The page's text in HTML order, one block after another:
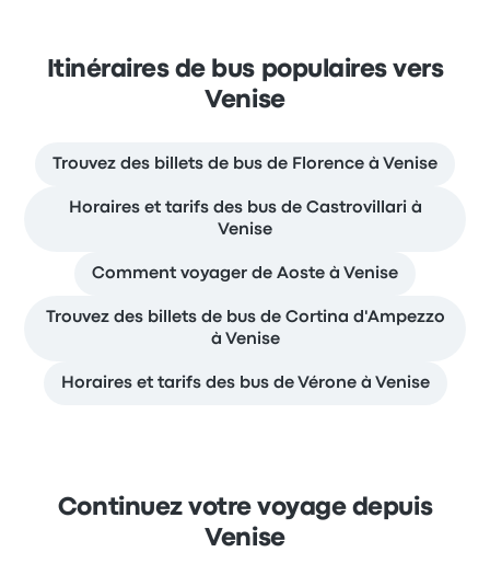
Itinéraires de bus populaires vers
Venise
Trouvez des billets de bus de Florence à Venise
Horaires et tarifs des bus de Castrovillari à
Venise
Comment voyager de Aoste à Venise
Trouvez des billets de bus de Cortina d'Ampezzo
à Venise
Horaires et tarifs des bus de Vérone à Venise
Continuez votre voyage depuis
Venise